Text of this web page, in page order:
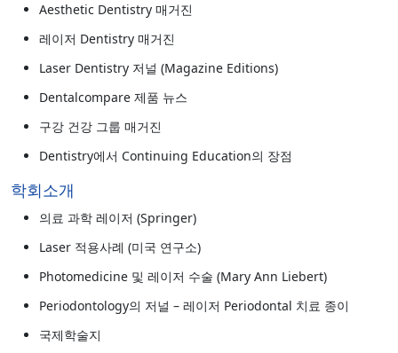
Aesthetic Dentistry 매거진
레이저 Dentistry 매거진
Laser Dentistry 저널 (Magazine Editions)
Dentalcompare 제품 뉴스
구강 건강 그룹 매거진
Dentistry에서 Continuing Education의 장점
학회소개
의료 과학 레이저 (Springer)
Laser 적용사례 (미국 연구소)
Photomedicine 및 레이저 수술 (Mary Ann Liebert)
Periodontology의 저널 – 레이저 Periodontal 치료 종이
국제학술지